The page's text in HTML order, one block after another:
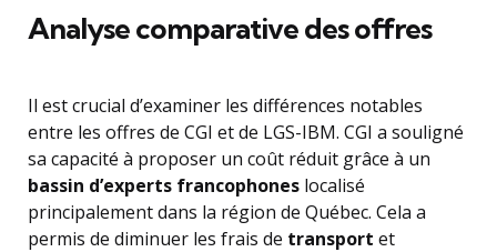
Analyse comparative des offres
Il est crucial d’examiner les différences notables
entre les offres de CGI et de LGS-IBM. CGI a souligné
sa capacité à proposer un coût réduit grâce à un
bassin d’experts francophones localisé
principalement dans la région de Québec. Cela a
permis de diminuer les frais de transport et